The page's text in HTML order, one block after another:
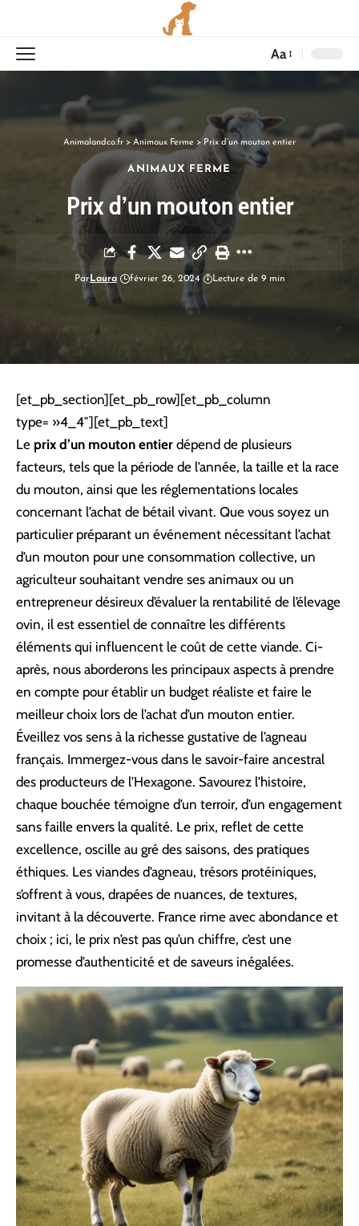
Aa
Animalandco.fr > Animaux Ferme > Prix d’un mouton entier
ANIMAUX FERME
Prix d’un mouton entier
Par Laura février 26, 2024 Lecture de 9 min
[et_pb_section][et_pb_row][et_pb_column
type= »4_4″][et_pb_text]
Le prix d’un mouton entier dépend de plusieurs
facteurs, tels que la période de l’année, la taille et la race
du mouton, ainsi que les réglementations locales
concernant l’achat de bétail vivant. Que vous soyez un
particulier préparant un événement nécessitant l’achat
d’un mouton pour une consommation collective, un
agriculteur souhaitant vendre ses animaux ou un
entrepreneur désireux d’évaluer la rentabilité de l’élevage
ovin, il est essentiel de connaître les différents
éléments qui influencent le coût de cette viande. Ci-
après, nous aborderons les principaux aspects à prendre
en compte pour établir un budget réaliste et faire le
meilleur choix lors de l’achat d’un mouton entier.
Éveillez vos sens à la richesse gustative de l’agneau
français. Immergez-vous dans le savoir-faire ancestral
des producteurs de l’Hexagone. Savourez l’histoire,
chaque bouchée témoigne d’un terroir, d’un engagement
sans faille envers la qualité. Le prix, reflet de cette
excellence, oscille au gré des saisons, des pratiques
éthiques. Les viandes d’agneau, trésors protéiniques,
s’offrent à vous, drapées de nuances, de textures,
invitant à la découverte. France rime avec abondance et
choix ; ici, le prix n’est pas qu’un chiffre, c’est une
promesse d’authenticité et de saveurs inégalées.